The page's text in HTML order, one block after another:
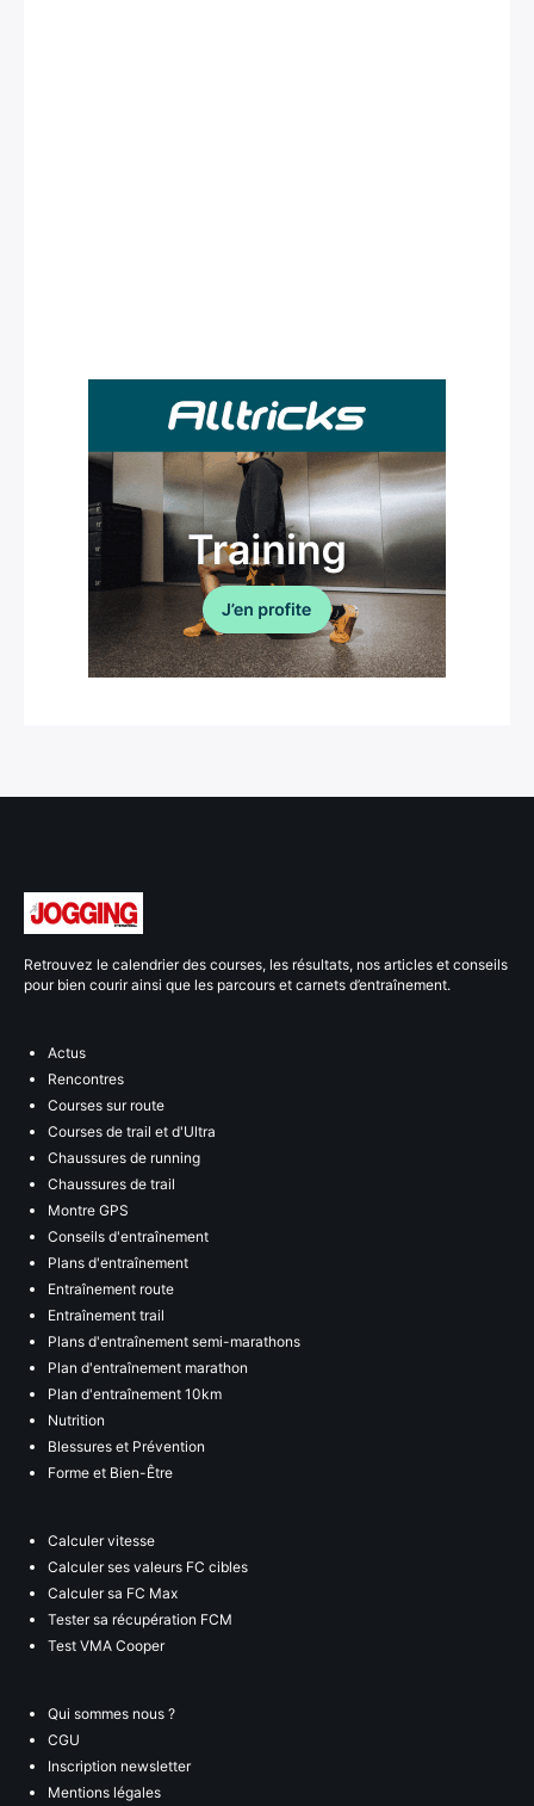
Retrouvez le calendrier des courses, les résultats, nos articles et conseils
pour bien courir ainsi que les parcours et carnets d’entraînement.
Actus
Rencontres
Courses sur route
Courses de trail et d'Ultra
Chaussures de running
Chaussures de trail
Montre GPS
Conseils d'entraînement
Plans d'entraînement
Entraînement route
Entraînement trail
Plans d'entraînement semi-marathons
Plan d'entraînement marathon
Plan d'entraînement 10km
Nutrition
Blessures et Prévention
Forme et Bien-Être
Calculer vitesse
Calculer ses valeurs FC cibles
Calculer sa FC Max
Tester sa récupération FCM
Test VMA Cooper
Qui sommes nous ?
CGU
Inscription newsletter
Mentions légales